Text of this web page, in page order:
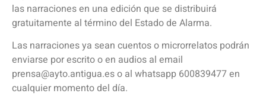
las narraciones en una edición que se distribuirá
gratuitamente al término del Estado de Alarma.
Las narraciones ya sean cuentos o microrrelatos podrán
enviarse por escrito o en audios al email
prensa@ayto.antigua.es o al whatsapp 600839477 en
cualquier momento del día.